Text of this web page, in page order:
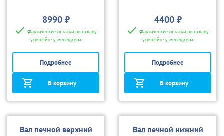
8990 ₽
Фактические остатки по складу
уточняйте у менеджера
Подробнее
В корзину
4400 ₽
Фактические остатки по складу
уточняйте у менеджера
Подробнее
В корзину
Вал печной верхний
Вал печной нижний